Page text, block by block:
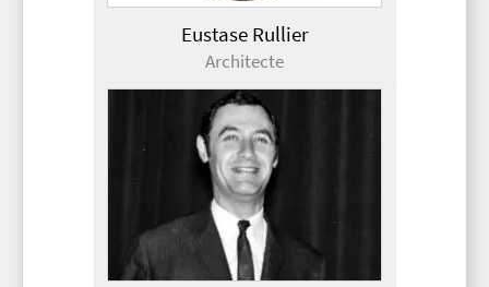
Eustase Rullier
Architecte